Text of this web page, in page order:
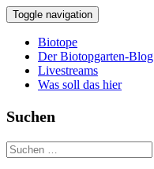
Toggle navigation
Biotope
Der Biotopgarten-Blog
Livestreams
Was soll das hier
Suchen
Suchen
nach: